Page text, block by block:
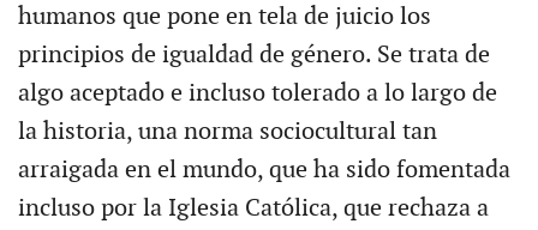
humanos que pone en tela de juicio los
principios de igualdad de género. Se trata de
algo aceptado e incluso tolerado a lo largo de
la historia, una norma sociocultural tan
arraigada en el mundo, que ha sido fomentada
incluso por la Iglesia Católica, que rechaza a